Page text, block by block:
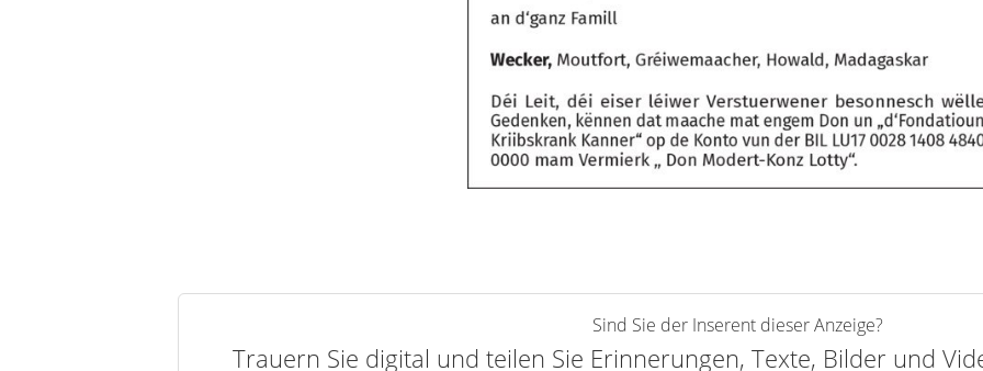
Sind Sie der Inserent dieser Anzeige?
Trauern Sie digital und teilen Sie Erinnerungen, Texte, Bilder und